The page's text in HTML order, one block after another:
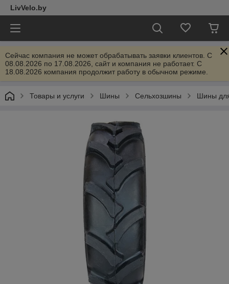
LivVelo.by
Сейчас компания не может обрабатывать заявки клиентов. C
08.08.2026 по 17.08.2026, сайт и компания не работает. С
18.08.2026 компания продолжит работу в обычном режиме.
Товары и услуги Шины Сельхозшины Шины